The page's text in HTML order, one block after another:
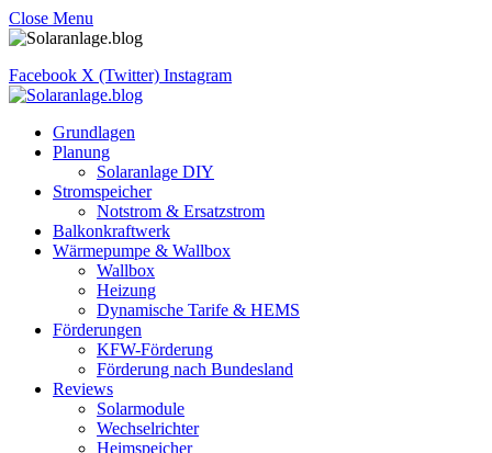
Close Menu
Facebook X (Twitter) Instagram
Grundlagen
Planung
Solaranlage DIY
Stromspeicher
Notstrom & Ersatzstrom
Balkonkraftwerk
Wärmepumpe & Wallbox
Wallbox
Heizung
Dynamische Tarife & HEMS
Förderungen
KFW-Förderung
Förderung nach Bundesland
Reviews
Solarmodule
Wechselrichter
Heimspeicher